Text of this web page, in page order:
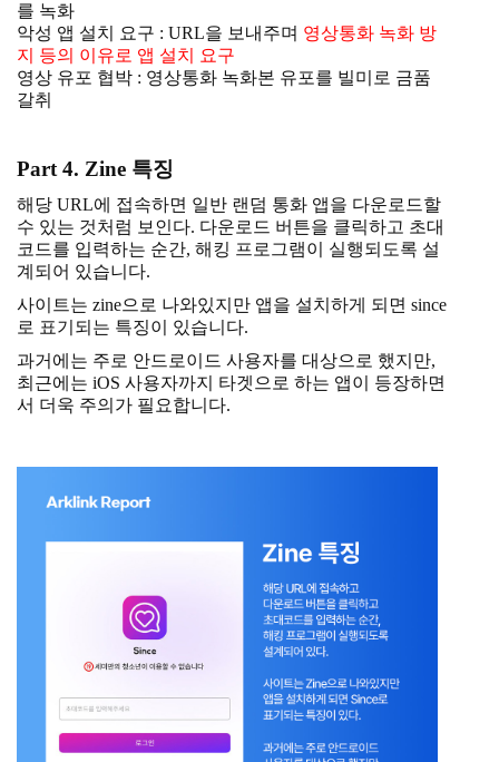
를 녹화
악성 앱 설치 요구 : URL을 보내주며 영상통화 녹화 방
지 등의 이유로 앱 설치 요구
영상 유포 협박 : 영상통화 녹화본 유포를 빌미로 금품
갈취
Part 4. Zine 특징
해당 URL에 접속하면 일반 랜덤 통화 앱을 다운로드할
수 있는 것처럼 보인다. 다운로드 버튼을 클릭하고 초대
코드를 입력하는 순간, 해킹 프로그램이 실행되도록 설
계되어 있습니다.
사이트는 zine으로 나와있지만 앱을 설치하게 되면 since
로 표기되는 특징이 있습니다.
과거에는 주로 안드로이드 사용자를 대상으로 했지만,
최근에는 iOS 사용자까지 타겟으로 하는 앱이 등장하면
서 더욱 주의가 필요합니다.